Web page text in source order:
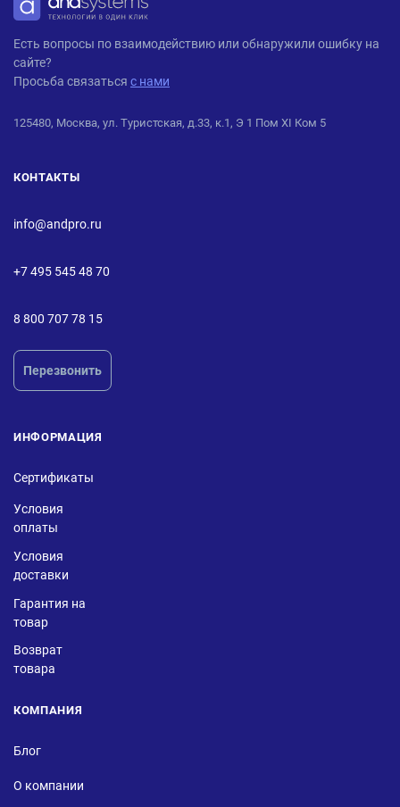
ANDPRO
Есть вопросы по взаимодействию или обнаружили ошибку на
сайте?
Просьба связаться с нами
125480, Москва, ул. Туристская, д.33, к.1, Э 1 Пом XI Ком 5
КОНТАКТЫ
info@andpro.ru
+7 495 545 48 70
8 800 707 78 15
Перезвонить
ИНФОРМАЦИЯ
Сертификаты
Условия
оплаты
Условия
доставки
Гарантия на
товар
Возврат
товара
КОМПАНИЯ
Блог
О компании